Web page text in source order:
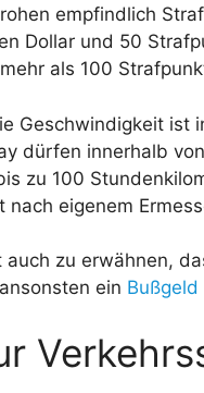
empfindlich
Dollar und 50
als 100
Geschwindigkeit ist
dürfen innerhalb
zu 100
nach eigenem
auch zu erwähnen,
ein Bußgeld